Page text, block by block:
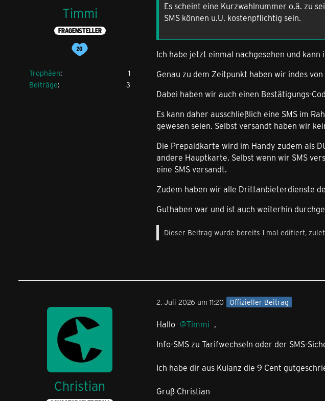
Timmi
FRAGENSTELLER
Trophäen
1
Beiträge
3
Es scheint eine Kurzwahlnummer o.ä. zu
SMS können u.U. kostenpflichtig sein.
Ich habe jetzt einmal nachgesehen und kann
Genau zu dem Zeitpunkt haben wir indes
Dabei haben wir auch einen Bestätigungs-
Es kann daher ausschließlich eine SMS im
gewesen seien. Selbst versandt haben wir
Die Prepaidkarte wird im Handy zudem als
andere Hauptkarte. Selbst wenn wir SMS
eine SMS versandt.
Zudem haben wir alle Drittanbieterdienste
Guthaben war und ist auch weiterhin
Dieser Beitrag wurde bereits 1 mal editiert,
Christian
2. Juli 2026 um 11:20 Offizieller Beitrag
Hallo Timmi ,
Info-SMS zu Tarifwechseln oder der SMS-
Ich habe dir aus Kulanz die 9 Cent
Gruß Christian